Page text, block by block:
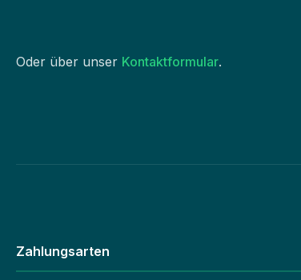
Oder über unser Kontaktformular.
Zahlungsarten